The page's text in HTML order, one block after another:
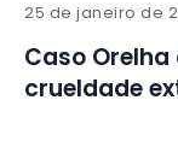
25 de janeiro de
Caso
crueldade